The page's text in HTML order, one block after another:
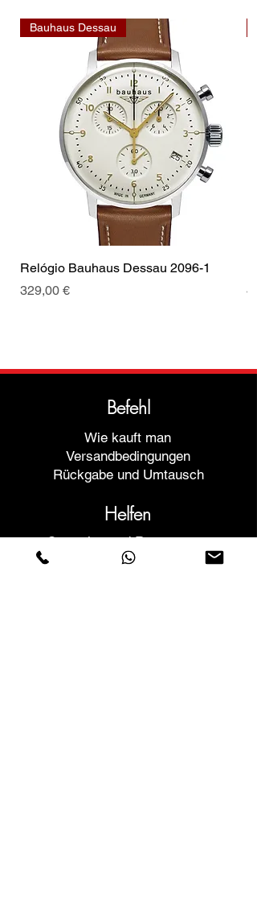
Bauhaus Dessau
Relógio Bauhaus Dessau 2096-1
Preis
329,00 €
Befehl
Wie kauft man
Versandbedingungen
Rückgabe und Umtausch
Helfen
Garantien und Reparaturen
Planen Sie ein Meeting